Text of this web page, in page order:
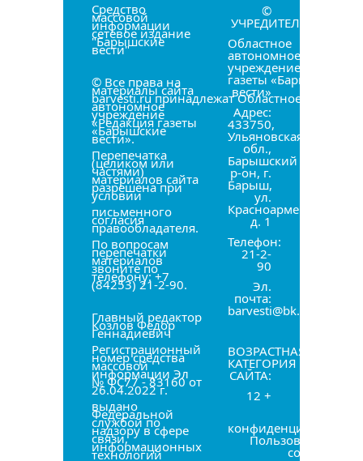
Средство
массовой
информации
сетевое издание
"Барышские
вести"
© Все права на
материалы сайта
barvesti.ru принадлежат Областное
автономное
учреждение
«Редакция газеты
«Барышские
вести».
Перепечатка
(целиком или
частями)
материалов сайта
разрешена при
условии
письменного
согласия
правообладателя.
По вопросам
перепечатки
материалов
звоните по
телефону: +7
(84253) 21-2-90.
Главный редактор
Козлов Фёдор
Геннадиевич
Регистрационный
номер средства
массовой
информации Эл
№ ФС77 - 83160 от
26.04.2022 г.
выдано
Федеральной
службой по
надзору в сфере
связи,
информационных
технологий
©
УЧРЕДИТЕЛЬ:
Областное
автономное
учреждение
газеты «Барышские
вести»
Адрес:
433750,
Ульяновская
обл.,
Барышский
р-он, г.
Барыш,
ул.
Красноармейская,
д. 1
Телефон:
21-2-
90
Эл.
почта:
barvesti@bk.ru
ВОЗРАСТНАЯ
КАТЕГОРИЯ
САЙТА:
12 +
конфиденциальности
Пользовательское
соглашение